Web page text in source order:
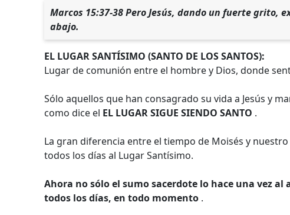
Marcos 15:37-38 Pero Jesús, dando un fuerte grito,
abajo.
EL LUGAR SANTÍSIMO (SANTO DE LOS SANTOS):
Lugar de comunión entre el hombre y Dios, donde
Sólo aquellos que han consagrado su vida a Jesús y
como dice el EL LUGAR SIGUE SIENDO SANTO .
La gran diferencia entre el tiempo de Moisés y
todos los días al Lugar Santísimo.
Ahora no sólo el sumo sacerdote lo hace una vez
todos los días, en todo momento .